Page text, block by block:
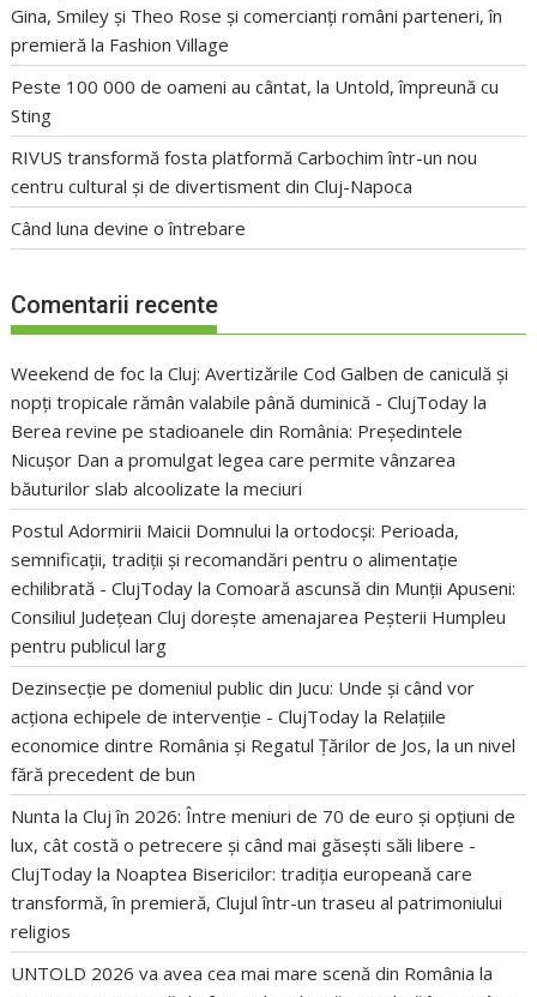
Gina, Smiley și Theo Rose și comercianți români parteneri, în
premieră la Fashion Village
Peste 100 000 de oameni au cântat, la Untold, împreună cu
Sting
RIVUS transformă fosta platformă Carbochim într-un nou
centru cultural și de divertisment din Cluj-Napoca
Când luna devine o întrebare
Comentarii recente
Weekend de foc la Cluj: Avertizările Cod Galben de caniculă și
nopți tropicale rămân valabile până duminică - ClujToday la
Berea revine pe stadioanele din România: Președintele
Nicușor Dan a promulgat legea care permite vânzarea
băuturilor slab alcoolizate la meciuri
Postul Adormirii Maicii Domnului la ortodocși: Perioada,
semnificații, tradiții și recomandări pentru o alimentație
echilibrată - ClujToday laComoară ascunsă din Munții Apuseni:
Consiliul Județean Cluj dorește amenajarea Peșterii Humpleu
pentru publicul larg
Dezinsecție pe domeniul public din Jucu: Unde și când vor
acționa echipele de intervenție - ClujToday la Relațiile
economice dintre România și Regatul Țărilor de Jos, la un nivel
fără precedent de bun
Nunta la Cluj în 2026: Între meniuri de 70 de euro și opțiuni de
lux, cât costă o petrecere și când mai găsești săli libere -
ClujToday la Noaptea Bisericilor: tradiția europeană care
transformă, în premieră, Clujul într-un traseu al patrimoniului
religios
UNTOLD 2026 va avea cea mai mare scenă din România la